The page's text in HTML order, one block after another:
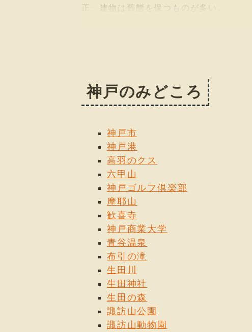
正、建物は舊態を保つものが多い。
神戸のみどころ
神戸市
神戸港
高羽のクス
六甲山
神戸ゴルフ倶楽部
摩耶山
歓喜寺
神戸商業大学
青谷温泉
布引の滝
生田川
生田神社
生田の森
諏訪山公園
諏訪山動物園